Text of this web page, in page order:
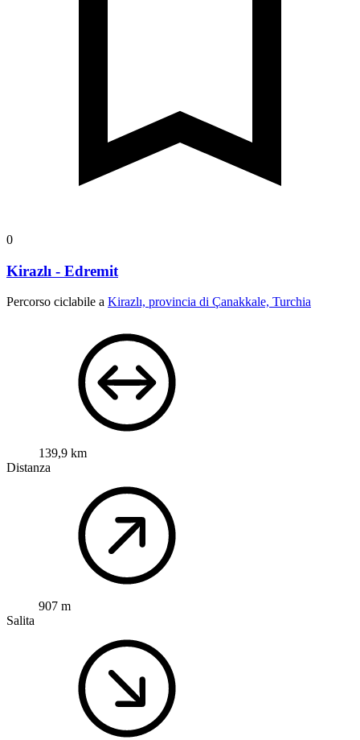
0
Kirazlı - Edremit
Percorso ciclabile a Kirazlı, provincia di Çanakkale, Turchia
139,9 km
Distanza
907 m
Salita